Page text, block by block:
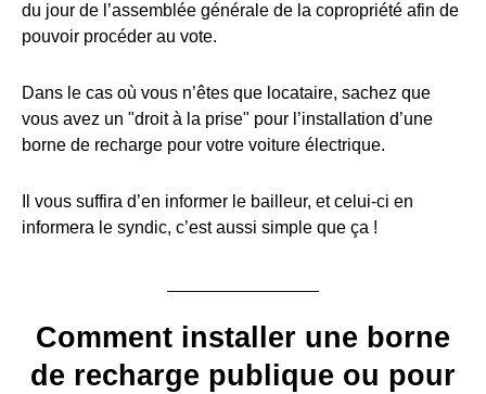
du jour de l’assemblée générale de la copropriété afin de
pouvoir procéder au vote.
Dans le cas où vous n’êtes que locataire, sachez que
vous avez un "droit à la prise" pour l’installation d’une
borne de recharge pour votre voiture électrique.
Il vous suffira d’en informer le bailleur, et celui-ci en
informera le syndic, c’est aussi simple que ça !
Comment installer une borne
de recharge publique ou pour